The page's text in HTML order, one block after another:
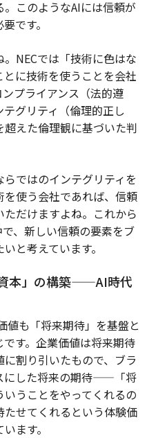
このようなAIには信頼が
です。
NECでは「技術に色はな
に技術を使うことを会社
プライアンス（法的遵
グリティ（倫理的正し
えた倫理観に基づいた判
ではのインテグリティを
使う会社であれば、信頼
だけますよね。これから
、新しい信頼の要素をブ
と考えています。
本」の構築——AI時代
値も「将来期待」を基盤と
す。企業価値は将来期待
割り引いたもので、ブラ
にした将来の期待——「将
うことをやってくれるの
せてくれるという体験価
ます。